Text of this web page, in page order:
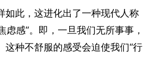
如此，这进化出了一种现代人称
虑感”。即，一旦我们无所事事，
这种不舒服的感受会迫使我们“行